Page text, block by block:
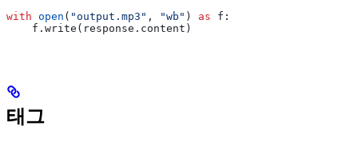
with open ( "output.mp3" , "wb" ) as f:
    f.write(response.content)
태그